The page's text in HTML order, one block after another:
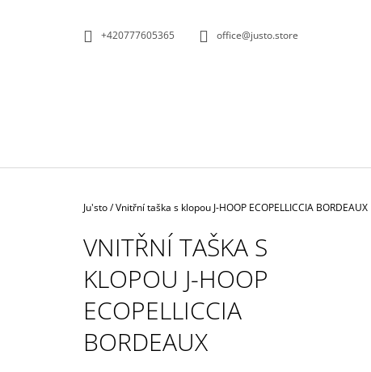
+420777605365 office@justo.store
Domů
Ju'sto/Vnitřní taška s klopou J-HOOP ECOPELLICCIA BORDEAUX
VNITŘNÍ TAŠKA S
KLOPOU J-HOOP
ECOPELLICCIA
BORDEAUX
KOŽENÁ KABELKA ČERNOBÍLÁ